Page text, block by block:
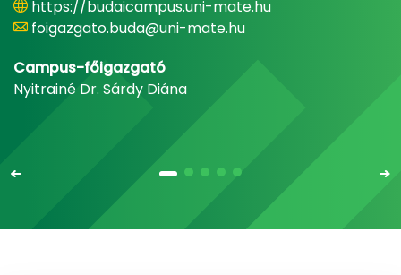
https://budaicampus.uni-mate.hu
foigazgato.buda@uni-mate.hu
Campus-főigazgató
Nyitrainé Dr. Sárdy Diána